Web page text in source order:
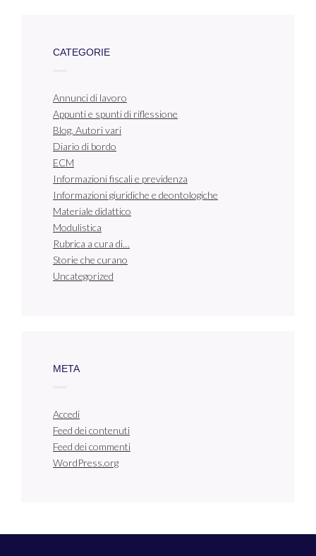
CATEGORIE
Annunci di lavoro
Appunti e spunti di riflessione
Blog. Autori vari
Diario di bordo
ECM
Informazioni fiscali e previdenza
Informazioni giuridiche e deontologiche
Materiale didattico
Modulistica
Rubrica a cura di…
Storie che curano
Uncategorized
META
Accedi
Feed dei contenuti
Feed dei commenti
WordPress.org